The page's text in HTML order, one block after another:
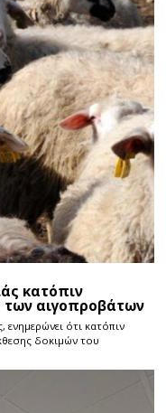
κατόπιν
των αιγοπροβάτων
ότι κατόπιν
δοκιμών του